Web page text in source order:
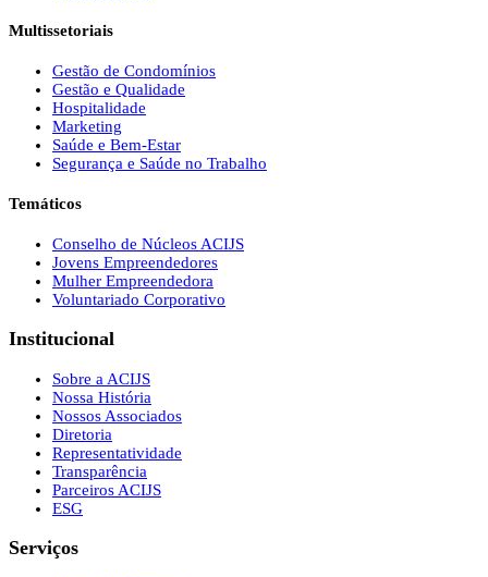
Multissetoriais
Gestão de Condomínios
Gestão e Qualidade
Hospitalidade
Marketing
Saúde e Bem-Estar
Segurança e Saúde no Trabalho
Temáticos
Conselho de Núcleos ACIJS
Jovens Empreendedores
Mulher Empreendedora
Voluntariado Corporativo
Institucional
Sobre a ACIJS
Nossa História
Nossos Associados
Diretoria
Representatividade
Transparência
Parceiros ACIJS
ESG
Serviços